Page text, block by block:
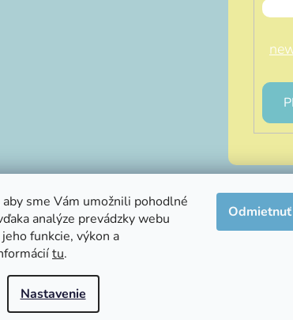
sme Vám umožnili pohodlné
analýze prevádzky webu
funkcie, výkon a
tu.
Nastavenie
Odmietnuť
info@littleluna.sk
Upraviť nastavenie cookies